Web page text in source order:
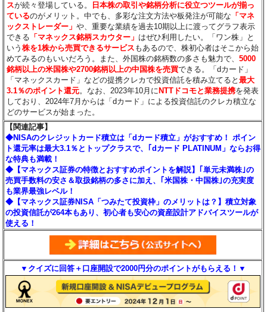
スが続々登場している。
日本株の取引や銘柄分析に役立つツールが揃っ
ているのがメリット。中でも、多彩な注文方法や板発注が可能な 「マネ
ックストレーダー」や、重要な業績を過去10期以上に渡ってグラフ表示
できる 「マネックス銘柄スカウター」 はぜひ利用したい。「ワン株」と
いう株を1株から売買できるサービス もあるので、株初心者はそこから始
めてみるのもいいだろう。また、外国株の銘柄数の多さも魅力で、5000
銘柄以上の米国株や2700銘柄以上の中国株を売買できる。「dカード」
「マネックスカード」などの提携クレカで投資信託を積み立てると最大
3.1％のポイント還元。なお、2023年10月に NTTドコモと業務提携を発表
しており、2024年7月からは「dカード」による投資信託のクレカ積立な
どのサービスが始まった。
【関連記事】
◆NISAのクレジットカード積立は「dカード積立」がおすすめ！ ポイン
ト還元率は最大3.1％とトップクラスで、｢dカード PLATINUM」ならお得
な特典も満載！
◆【マネックス証券の特徴とおすすめポイントを解説】｢単元未満株｣の
売買手数料の安さ＆取扱銘柄の多さに加え、｢米国株・中国株｣の充実度
も業界最強レベル！
◆【マネックス証券NISA「つみたて投資枠」のメリットは？】積立対象
の投資信託が264本もあり、初心者も安心の資産設計アドバイスツールが
使える！
▼クイズに回答＋口座開設で2000円分のポイントがもらえる！▼